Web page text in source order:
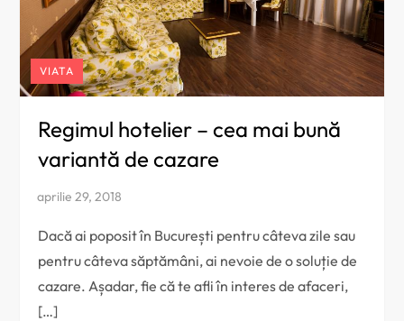
VIATA
Regimul hotelier – cea mai bună
variantă de cazare
Dacă ai poposit în București pentru câteva zile sau
pentru câteva săptămâni, ai nevoie de o soluție de
cazare. Așadar, fie că te afli în interes de afaceri,
[…]